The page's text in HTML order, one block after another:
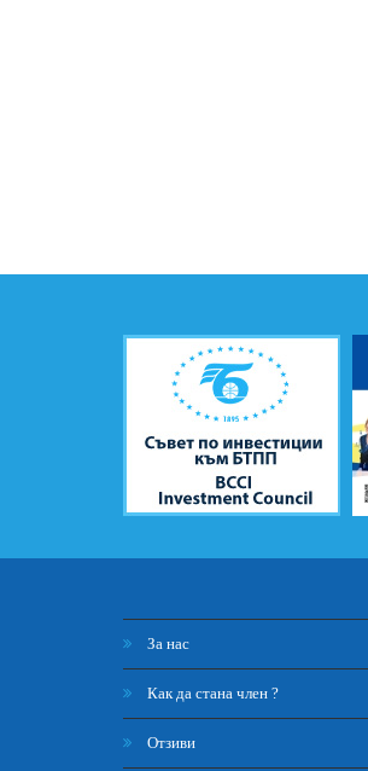
За нас
Как да стана член ?
Отзиви